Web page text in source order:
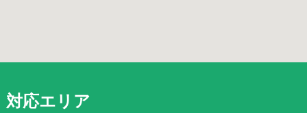
対応エリア